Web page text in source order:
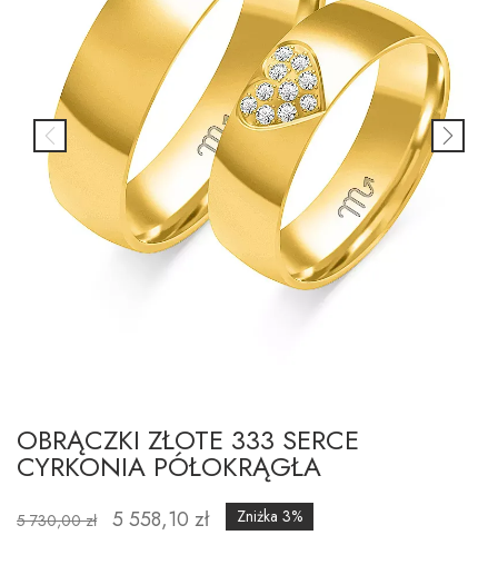
OBRĄCZKI ZŁOTE 333 SERCE
CYRKONIA PÓŁOKRĄGŁA
5 730,00 zł 5 558,10 zł Zniżka 3%